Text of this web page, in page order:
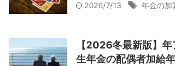
2026/7/13 年金の加
【2026冬最新版】
生年金の配偶者加給